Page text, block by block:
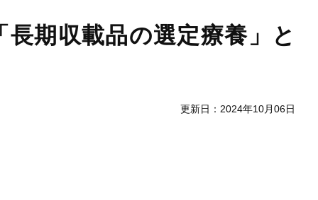
期収載品の選定療養」と
更新日：2024年10月06日